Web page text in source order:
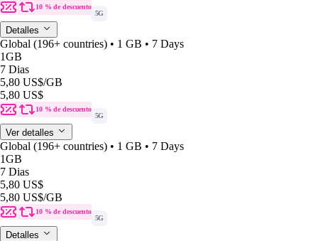
10 % de descuento
5G
Detalles
Global (196+ countries) • 1 GB • 7 Days
1GB
7 Dias
5,80 US$/GB
5,80 US$
10 % de descuento
5G
Ver detalles
Global (196+ countries) • 1 GB • 7 Days
1GB
7 Dias
5,80 US$
5,80 US$/GB
10 % de descuento
5G
Detalles